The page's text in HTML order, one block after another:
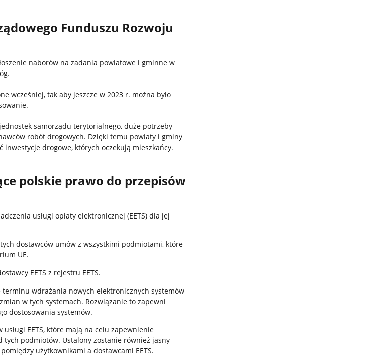
Funduszu Rozwoju
naborów na zadania powiatowe i gminne w
wcześniej, tak aby jeszcze w 2023 r. można było
samorządu terytorialnego, duże potrzeby
robót drogowych. Dzięki temu powiaty i gminy
drogowe, których oczekują mieszkańcy.
polskie prawo do przepisów
usługi opłaty elektronicznej (EETS) dla jej
dostawców umów z wszystkimi podmiotami, które
UE.
EETS z rejestru EETS.
wdrażania nowych elektronicznych systemów
w tych systemach. Rozwiązanie to zapewni
dostosowania systemów.
EETS, które mają na celu zapewnienie
tych podmiotów. Ustalony zostanie również jasny
użytkownikami a dostawcami EETS.